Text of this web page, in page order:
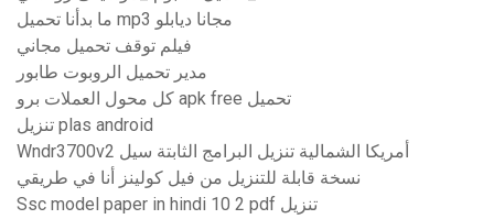
ما بدأنا تحميل mp3 مجانا ديابلو
فيلم توقف تحميل مجاني
مدير تحميل الروبوت طابور
كل محول العملات برو apk free تحميل
تنزيل plas android
Wndr3700v2 أمريكا الشمالية تنزيل البرامج الثابتة سيل
نسخة قابلة للتنزيل من فيل كولينز أنا في طريقي
Ssc model paper in hindi 10 2 pdf تنزيل